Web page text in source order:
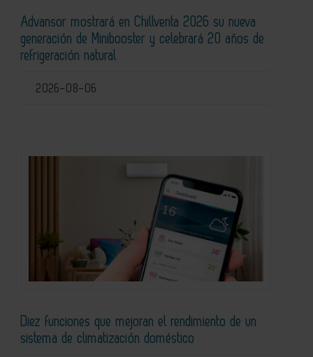
Advansor mostrará en Chillventa 2026 su nueva
generación de Minibooster y celebrará 20 años de
refrigeración natural
2026-08-06
Diez funciones que mejoran el rendimiento de un
sistema de climatización doméstico